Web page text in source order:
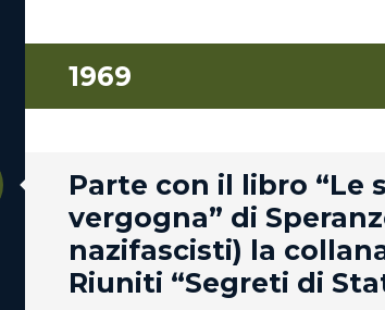
1969
Parte con il libro “Le
vergogna” di
nazifascisti) la
Riuniti “Segreti di
Standard